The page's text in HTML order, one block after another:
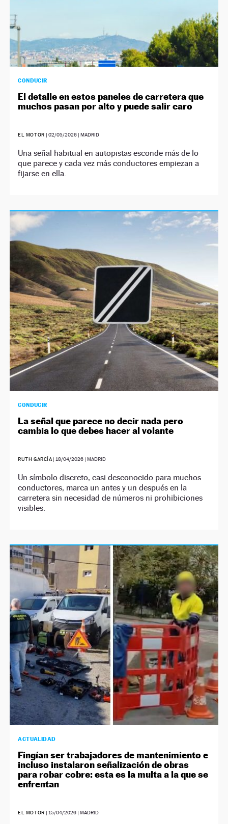
CONDUCIR
El detalle en estos paneles de carretera que
muchos pasan por alto y puede salir caro
EL MOTOR | 02/05/2026| MADRID
Una señal habitual en autopistas esconde más de lo
que parece y cada vez más conductores empiezan a
fijarse en ella.
CONDUCIR
La señal que parece no decir nada pero
cambia lo que debes hacer al volante
RUTH GARCÍA | 18/04/2026 | MADRID
Un símbolo discreto, casi desconocido para muchos
conductores, marca un antes y un después en la
carretera sin necesidad de números ni prohibiciones
visibles.
ACTUALIDAD
Fingían ser trabajadores de mantenimiento e
incluso instalaron señalización de obras
para robar cobre: esta es la multa a la que se
enfrentan
EL MOTOR | 15/04/2026| MADRID